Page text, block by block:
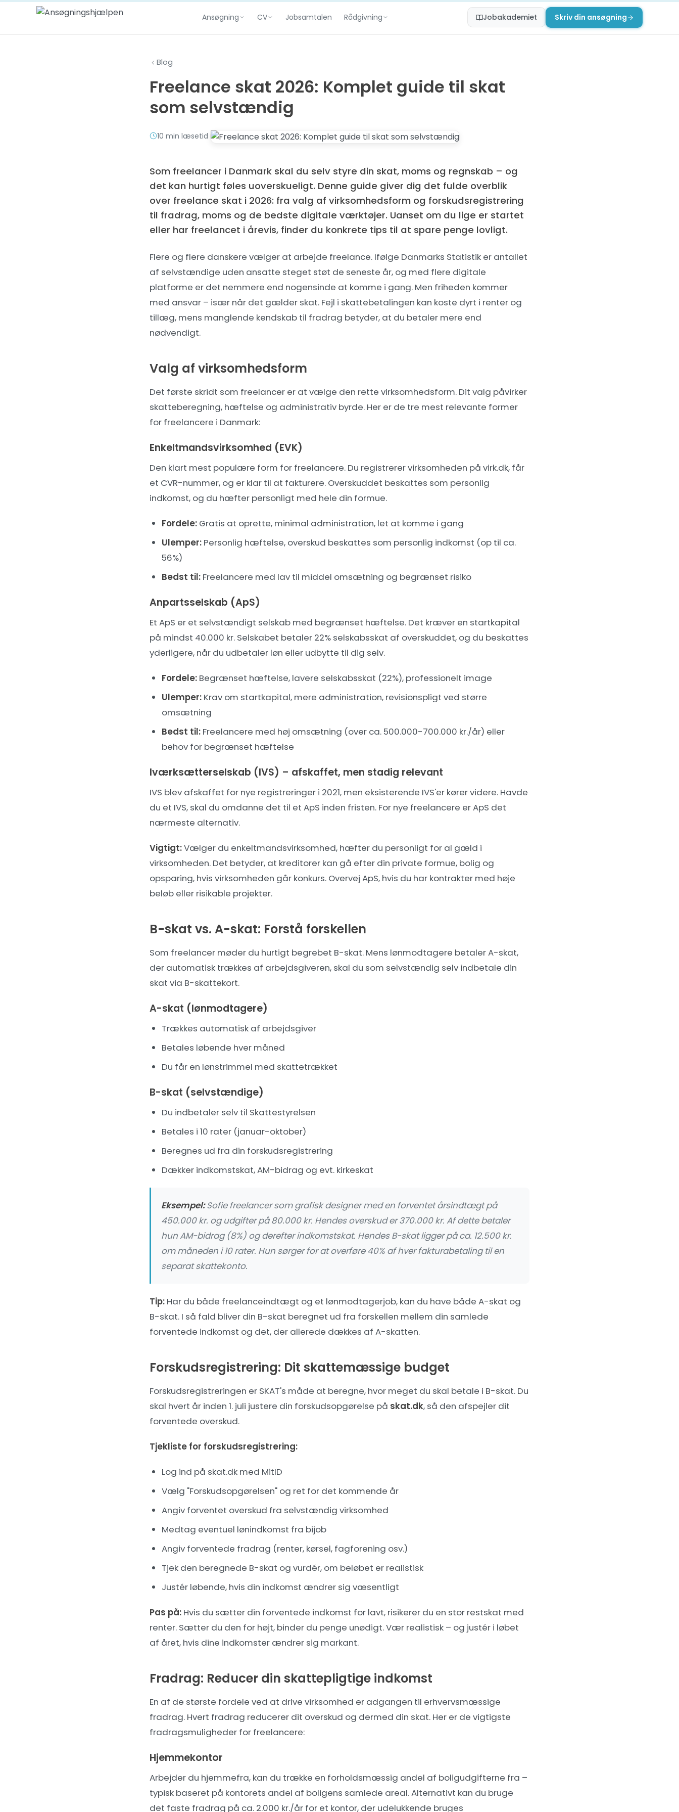
Spring til indhold
Ansøgning CV Jobsamtalen Rådgivning Jobakademiet Skriv din ansøgning
Blog
Freelance skat 2026: Komplet guide til skat
som selvstændig
10 min læsetid
Som freelancer i Danmark skal du selv styre din skat, moms og regnskab – og
det kan hurtigt føles uoverskueligt. Denne guide giver dig det fulde overblik
over freelance skat i 2026: fra valg af virksomhedsform og forskudsregistrering
til fradrag, moms og de bedste digitale værktøjer. Uanset om du lige er startet
eller har freelancet i årevis, finder du konkrete tips til at spare penge lovligt.
Flere og flere danskere vælger at arbejde freelance. Ifølge Danmarks Statistik er antallet
af selvstændige uden ansatte steget støt de seneste år, og med flere digitale
platforme er det nemmere end nogensinde at komme i gang. Men friheden kommer
med ansvar – især når det gælder skat. Fejl i skattebetalingen kan koste dyrt i renter og
tillæg, mens manglende kendskab til fradrag betyder, at du betaler mere end
nødvendigt.
Valg af virksomhedsform
Det første skridt som freelancer er at vælge den rette virksomhedsform. Dit valg påvirker
skatteberegning, hæftelse og administrativ byrde. Her er de tre mest relevante former
for freelancere i Danmark:
Enkeltmandsvirksomhed (EVK)
Den klart mest populære form for freelancere. Du registrerer virksomheden på virk.dk, får
et CVR-nummer, og er klar til at fakturere. Overskuddet beskattes som personlig
indkomst, og du hæfter personligt med hele din formue.
Fordele: Gratis at oprette, minimal administration, let at komme i gang
Ulemper: Personlig hæftelse, overskud beskattes som personlig indkomst (op til ca.
56%)
Bedst til: Freelancere med lav til middel omsætning og begrænset risiko
Anpartsselskab (ApS)
Et ApS er et selvstændigt selskab med begrænset hæftelse. Det kræver en startkapital
på mindst 40.000 kr. Selskabet betaler 22% selskabsskat af overskuddet, og du beskattes
yderligere, når du udbetaler løn eller udbytte til dig selv.
Fordele: Begrænset hæftelse, lavere selskabsskat (22%), professionelt image
Ulemper: Krav om startkapital, mere administration, revisionspligt ved større
omsætning
Bedst til: Freelancere med høj omsætning (over ca. 500.000-700.000 kr./år) eller
behov for begrænset hæftelse
Iværksætterselskab (IVS) – afskaffet, men stadig relevant
IVS blev afskaffet for nye registreringer i 2021, men eksisterende IVS'er kører videre. Havde
du et IVS, skal du omdanne det til et ApS inden fristen. For nye freelancere er ApS det
nærmeste alternativ.
Vigtigt:Vælger du enkeltmandsvirksomhed, hæfter du personligt for al gæld i
virksomheden. Det betyder, at kreditorer kan gå efter din private formue, bolig og
opsparing, hvis virksomheden går konkurs. Overvej ApS, hvis du har kontrakter med høje
beløb eller risikable projekter.
B-skat vs. A-skat: Forstå forskellen
Som freelancer møder du hurtigt begrebet B-skat. Mens lønmodtagere betaler A-skat,
der automatisk trækkes af arbejdsgiveren, skal du som selvstændig selv indbetale din
skat via B-skattekort.
A-skat (lønmodtagere)
Trækkes automatisk af arbejdsgiver
Betales løbende hver måned
Du får en lønstrimmel med skattetrækket
B-skat (selvstændige)
Du indbetaler selv til Skattestyrelsen
Betales i 10 rater (januar-oktober)
Beregnes ud fra din forskudsregistrering
Dækker indkomstskat, AM-bidrag og evt. kirkeskat
Eksempel:Sofie freelancer som grafisk designer med en forventet årsindtægt på
450.000 kr. og udgifter på 80.000 kr. Hendes overskud er 370.000 kr. Af dette betaler
hun AM-bidrag (8%) og derefter indkomstskat. Hendes B-skat ligger på ca. 12.500 kr.
om måneden i 10 rater. Hun sørger for at overføre 40% af hver fakturabetaling til en
separat skattekonto.
Tip: Har du både freelanceindtægt og et lønmodtagerjob, kan du have både A-skat og
B-skat. I så fald bliver din B-skat beregnet ud fra forskellen mellem din samlede
forventede indkomst og det, der allerede dækkes af A-skatten.
Forskudsregistrering: Dit skattemæssige budget
Forskudsregistreringen er SKAT's måde at beregne, hvor meget du skal betale i B-skat. Du
skal hvert år inden 1. juli justere din forskudsopgørelse på skat.dk, så den afspejler dit
forventede overskud.
Tjekliste for forskudsregistrering:
Log ind på skat.dk med MitID
Vælg "Forskudsopgørelsen" og ret for det kommende år
Angiv forventet overskud fra selvstændig virksomhed
Medtag eventuel lønindkomst fra bijob
Angiv forventede fradrag (renter, kørsel, fagforening osv.)
Tjek den beregnede B-skat og vurdér, om beløbet er realistisk
Justér løbende, hvis din indkomst ændrer sig væsentligt
Pas på: Hvis du sætter din forventede indkomst for lavt, risikerer du en stor restskat med
renter. Sætter du den for højt, binder du penge unødigt. Vær realistisk – og justér i løbet
af året, hvis dine indkomster ændrer sig markant.
Fradrag: Reducer din skattepligtige indkomst
En af de største fordele ved at drive virksomhed er adgangen til erhvervsmæssige
fradrag. Hvert fradrag reducerer dit overskud og dermed din skat. Her er de vigtigste
fradragsmuligheder for freelancere:
Hjemmekontor
Arbejder du hjemmefra, kan du trække en forholdsmæssig andel af boligudgifterne fra –
typisk baseret på kontorets andel af boligens samlede areal. Alternativt kan du bruge
det faste fradrag på ca. 2.000 kr./år for et kontor, der udelukkende bruges